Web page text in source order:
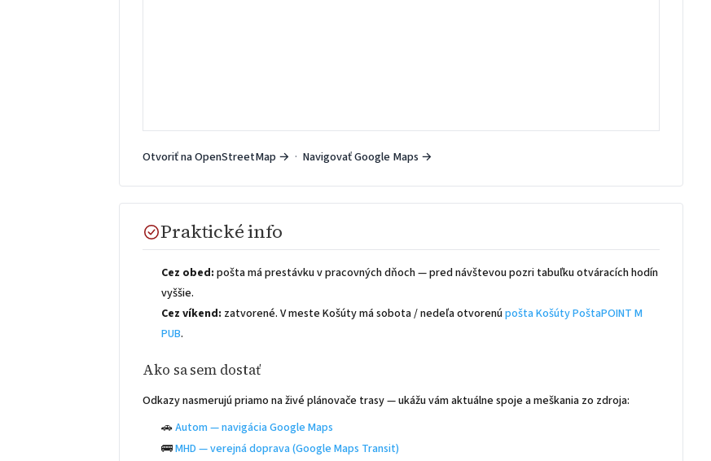
Otvoriť na OpenStreetMap → · Navigovať Google Maps →
Praktické info
Cez obed: pošta má prestávku v pracovných dňoch — pred návštevou pozri tabuľku otváracích hodín
vyššie.
Cez víkend: zatvorené. V meste Košúty má sobota / nedeľa otvorenúpošta Košúty PoštaPOINT M
PUB.
Ako sa sem dostať
Odkazy nasmerujú priamo na živé plánovače trasy — ukážu vám aktuálne spoje a meškania zo zdroja:
🚗Autom — navigácia Google Maps
🚌MHD — verejná doprava (Google Maps Transit)